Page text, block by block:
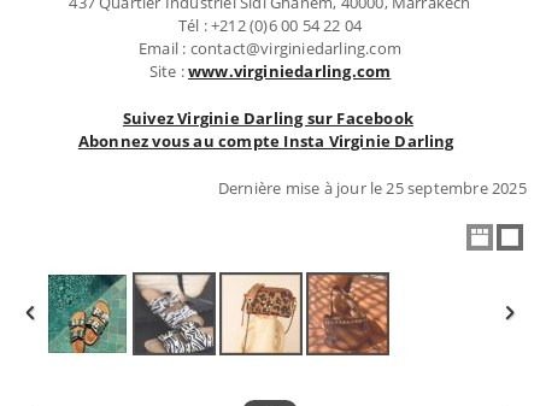
Tél : +212 (0)6 00 54 22 04
Email : contact@virginiedarling.com
Site :www.virginiedarling.com
Suivez Virginie Darling sur Facebook
Abonnez vous au compte Insta Virginie Darling
Dernière mise à jour le 25 septembre 2025